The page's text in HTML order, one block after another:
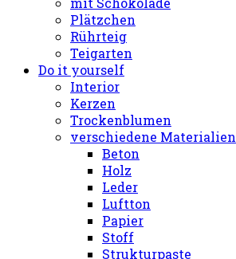
Plätzchen
Rührteig
Teigarten
Do it yourself
Interior
Kerzen
Trockenblumen
verschiedene Materialien
Beton
Holz
Leder
Luftton
Papier
Stoff
Strukturpaste